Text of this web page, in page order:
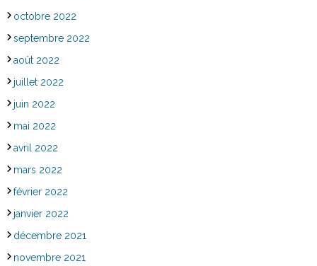
octobre 2022
septembre 2022
août 2022
juillet 2022
juin 2022
mai 2022
avril 2022
mars 2022
février 2022
janvier 2022
décembre 2021
novembre 2021